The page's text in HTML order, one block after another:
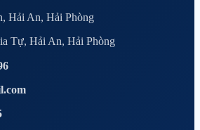
Hải An, Hải Phòng
Tự, Hải An, Hải Phòng